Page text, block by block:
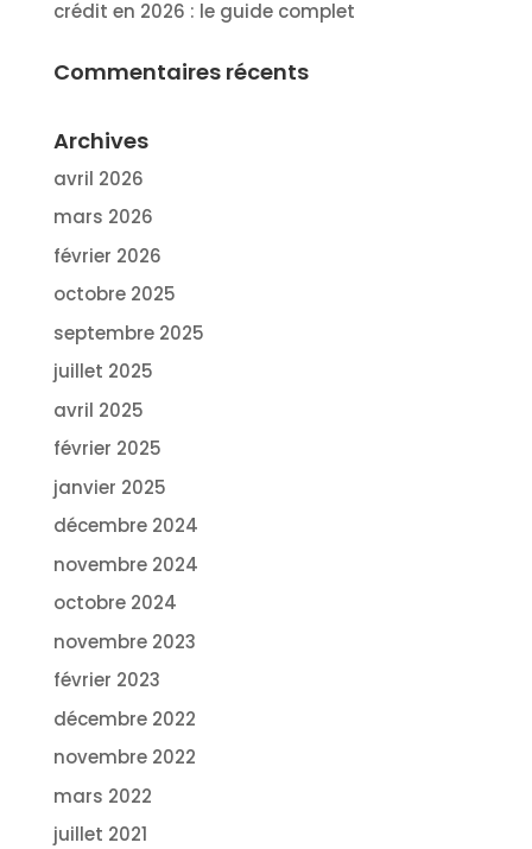
crédit en 2026 : le guide complet
Commentaires récents
Archives
avril 2026
mars 2026
février 2026
octobre 2025
septembre 2025
juillet 2025
avril 2025
février 2025
janvier 2025
décembre 2024
novembre 2024
octobre 2024
novembre 2023
février 2023
décembre 2022
novembre 2022
mars 2022
juillet 2021